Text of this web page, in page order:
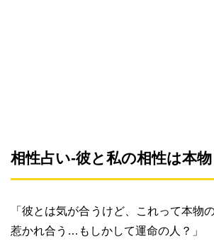
相性占い-彼と私の相性は本物
「彼とは気が合うけど、これって本物
惹かれ合う…もしかして運命の人？」